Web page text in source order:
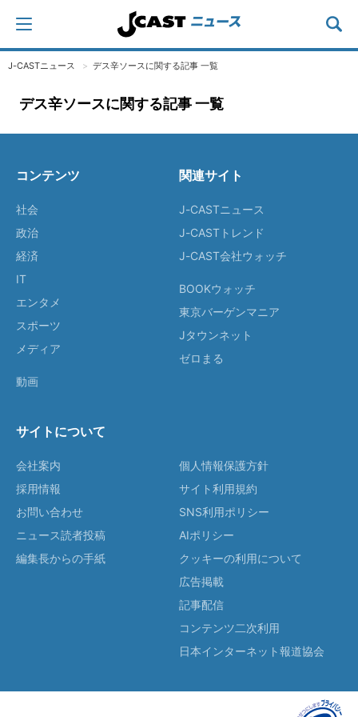
J-CASTニュース デス辛ソースに関する記事 一覧
デス辛ソースに関する記事 一覧
コンテンツ
社会
政治
経済
IT
エンタメ
スポーツ
メディア
動画
関連サイト
J-CASTニュース
J-CASTトレンド
J-CAST会社ウォッチ
BOOKウォッチ
東京バーゲンマニア
Jタウンネット
ゼロまる
サイトについて
会社案内
採用情報
お問い合わせ
ニュース読者投稿
編集長からの手紙
個人情報保護方針
サイト利用規約
SNS利用ポリシー
AIポリシー
クッキーの利用について
広告掲載
記事配信
コンテンツ二次利用
日本インターネット報道協会